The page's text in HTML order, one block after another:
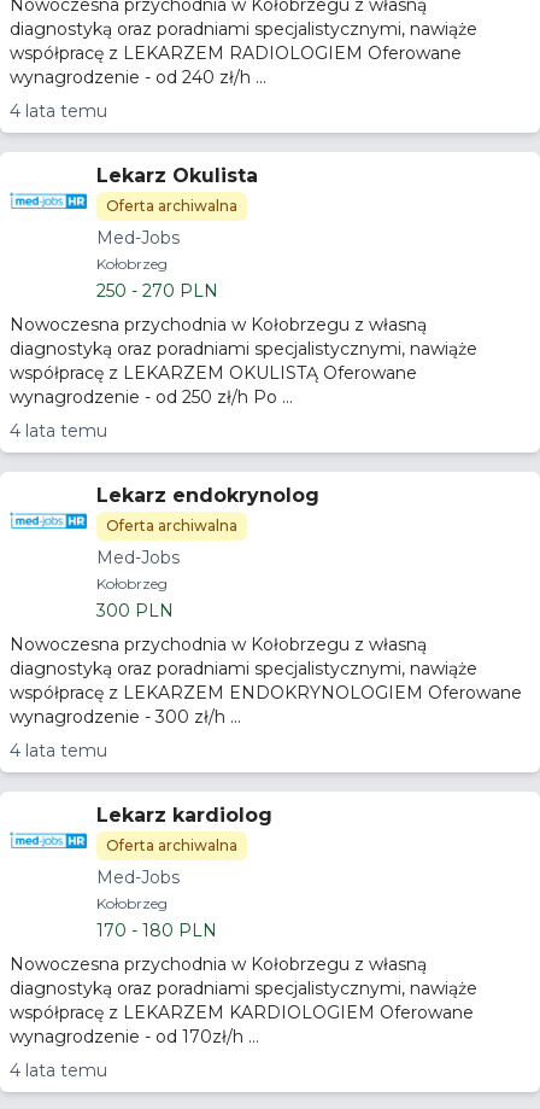
Nowoczesna przychodnia w Kołobrzegu z własną
diagnostyką oraz poradniami specjalistycznymi, nawiąże
współpracę z LEKARZEM RADIOLOGIEM Oferowane
wynagrodzenie - od 240 zł/h ...
4 lata temu
Lekarz Okulista
Oferta archiwalna
Med-Jobs
Kołobrzeg
250 - 270 PLN
Nowoczesna przychodnia w Kołobrzegu z własną
diagnostyką oraz poradniami specjalistycznymi, nawiąże
współpracę z LEKARZEM OKULISTĄ Oferowane
wynagrodzenie - od 250 zł/h Po ...
4 lata temu
Lekarz endokrynolog
Oferta archiwalna
Med-Jobs
Kołobrzeg
300 PLN
Nowoczesna przychodnia w Kołobrzegu z własną
diagnostyką oraz poradniami specjalistycznymi, nawiąże
współpracę z LEKARZEM ENDOKRYNOLOGIEM Oferowane
wynagrodzenie - 300 zł/h ...
4 lata temu
Lekarz kardiolog
Oferta archiwalna
Med-Jobs
Kołobrzeg
170 - 180 PLN
Nowoczesna przychodnia w Kołobrzegu z własną
diagnostyką oraz poradniami specjalistycznymi, nawiąże
współpracę z LEKARZEM KARDIOLOGIEM Oferowane
wynagrodzenie - od 170zł/h ...
4 lata temu